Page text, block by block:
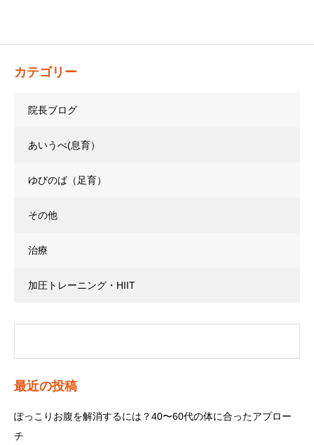
カテゴリー
院長ブログ
あいうべ(息育）
ゆびのば（足育）
その他
治療
加圧トレーニング・HIIT
最近の投稿
ぽっこりお腹を解消するには？40〜60代の体に合ったアプロー
チ